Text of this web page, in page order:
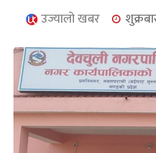
युनिकोडउज्यालो खबर